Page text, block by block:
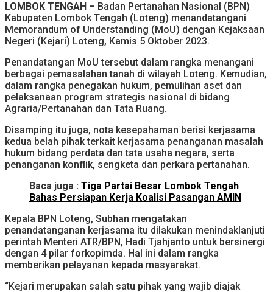
LOMBOK TENGAH – Badan Pertanahan Nasional (BPN)
Kabupaten Lombok Tengah (Loteng) menandatangani
Memorandum of Understanding (MoU) dengan Kejaksaan
Negeri (Kejari) Loteng, Kamis 5 Oktober 2023.
Penandatangan MoU tersebut dalam rangka menangani
berbagai pemasalahan tanah di wilayah Loteng. Kemudian,
dalam rangka penegakan hukum, pemulihan aset dan
pelaksanaan program strategis nasional di bidang
Agraria/Pertanahan dan Tata Ruang.
Disamping itu juga, nota kesepahaman berisi kerjasama
kedua belah pihak terkait kerjasama penanganan masalah
hukum bidang perdata dan tata usaha negara, serta
penanganan konflik, sengketa dan perkara pertanahan.
Baca juga : Tiga Partai Besar Lombok Tengah
Bahas Persiapan Kerja Koalisi Pasangan AMIN
Kepala BPN Loteng, Subhan mengatakan
penandatanganan kerjasama itu dilakukan menindaklanjuti
perintah Menteri ATR/BPN, Hadi Tjahjanto untuk bersinergi
dengan 4 pilar forkopimda. Hal ini dalam rangka
memberikan pelayanan kepada masyarakat.
“Kejari merupakan salah satu pihak yang wajib diajak